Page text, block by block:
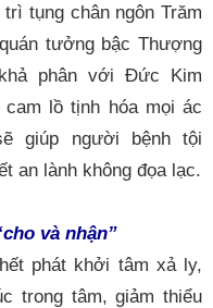
tụng chân ngôn Trăm
tưởng bậc Thượng
phân với Đức Kim
lồ tịnh hóa mọi ác
giúp người bệnh tội
an lành không đọa lạc.
và nhận”
phát khởi tâm xả ly,
trong tâm, giảm thiểu